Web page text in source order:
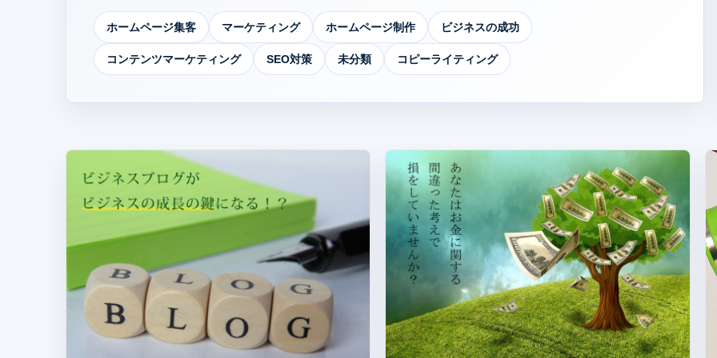
ホームページ集客 マーケティング ホームページ制作 ビジネスの成功
コンテンツマーケティング SEO対策 未分類 コピーライティング